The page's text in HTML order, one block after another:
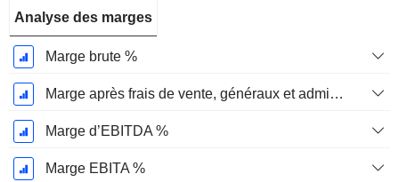
Analyse des marges
Marge brute %
Marge après frais de vente, généraux et administratifs %
Marge d’EBITDA %
Marge EBITA %